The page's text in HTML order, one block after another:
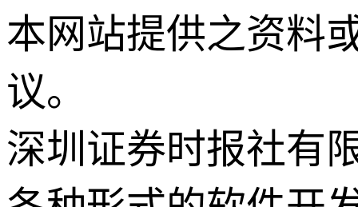
本网站提供之资料
议。
深圳证券时报社有